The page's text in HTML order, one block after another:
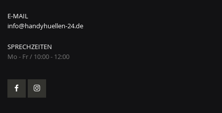
E-MAIL
info@handyhuellen-24.de
SPRECHZEITEN
Mo - Fr / 10:00 - 12:00